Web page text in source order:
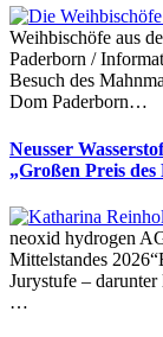
Weihbischöfe aus
Paderborn /
Besuch des
Dom Paderborn…
Neusser
„Großen Preis
neoxid hydrogen
Mittelstandes
Jurystufe –
…